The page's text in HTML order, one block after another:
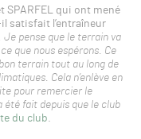
SPARFEL qui ont mené
satisfait l’entraîneur
pense que le terrain va
que nous espérons. Ce
terrain tout au long de
Cela n’enlève en
pour remercier le
été fait depuis que le club
du club.